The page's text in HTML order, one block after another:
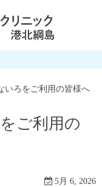
いろをご利用の皆様へ
ご利用の
5月 6, 2026